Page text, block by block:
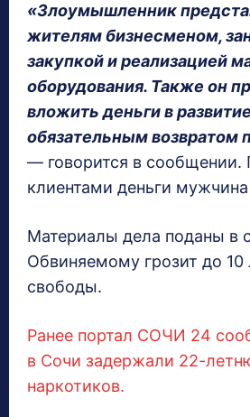
«Злоумышленник
жителям бизнесменом,
закупкой и реализацией
оборудования. Также он
вложить деньги в
обязательным возвратом
— говорится в сообщении.
клиентами деньги
Материалы дела поданы в
Обвиняемому грозит до 10
свободы.
Ранее портал СОЧИ 24
в Сочи задержали 22-
наркотиков.